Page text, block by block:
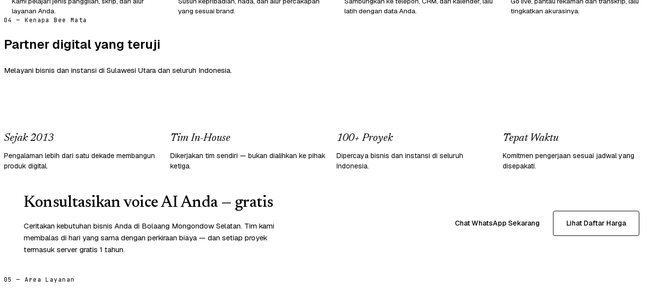
layanan Anda.
yang sesuai brand.
latih dengan data Anda.
tingkatkan akurasinya.
04 — Kenapa Bee Mata
Partner digital yang teruji
Melayani bisnis dan instansi di Sulawesi Utara dan seluruh Indonesia.
Sejak 2013
Pengalaman lebih dari satu dekade membangun
produk digital.
Tim In-House
Dikerjakan tim sendiri — bukan dialihkan ke pihak
ketiga.
100+ Proyek
Dipercaya bisnis dan instansi di seluruh
Indonesia.
Tepat Waktu
Komitmen pengerjaan sesuai jadwal yang
disepakati.
Konsultasikan voice AI Anda — gratis
Ceritakan kebutuhan bisnis Anda di Bolaang Mongondow Selatan. Tim kami
membalas di hari yang sama dengan perkiraan biaya — dan setiap proyek
termasuk server gratis 1 tahun.
Chat WhatsApp Sekarang Lihat Daftar Harga
05 — Area Layanan